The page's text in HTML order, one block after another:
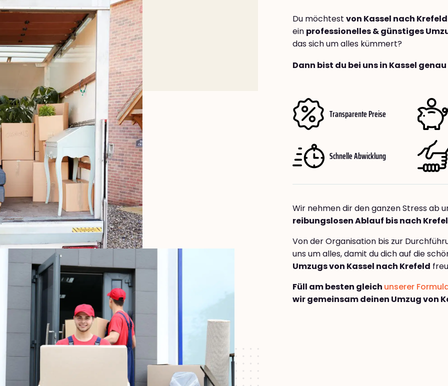
Du möchtest von Kassel nach Krefeld
ein professionelles & günstiges
das sich um alles kümmert?
Dann bist du bei uns in Kassel
Transparente Preise
Schnelle Abwicklung
Wir nehmen dir den ganzen Stress ab
reibungslosen Ablauf bis nach
Von der Organisation bis zur
uns um alles, damit du dich auf die
Umzugs von Kassel nach Krefeld
Füll am besten gleich unserer
wir gemeinsam deinen Umzug von